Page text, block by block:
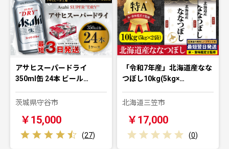
アサヒスーパードライ
350ml缶 24本 ビール…
茨城県守谷市
￥15,000
(27)
「令和7年産」北海道産なな
つぼし10kg(5kg×…
北海道三笠市
￥17,000
(0)